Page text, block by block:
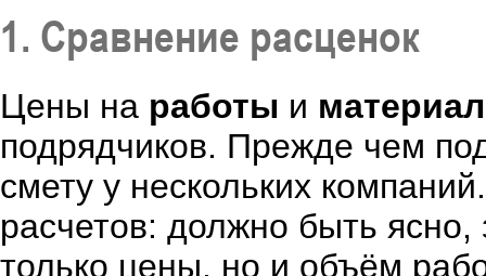
1. Сравнение расценок
Цены на работы и
подрядчиков. Прежде чем
смету у нескольких
расчетов: должно быть
только цены, но и объём